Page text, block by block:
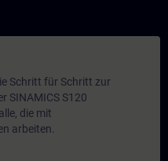
Schritt für Schritt zur
SINAMICS S120
die mit
arbeiten.